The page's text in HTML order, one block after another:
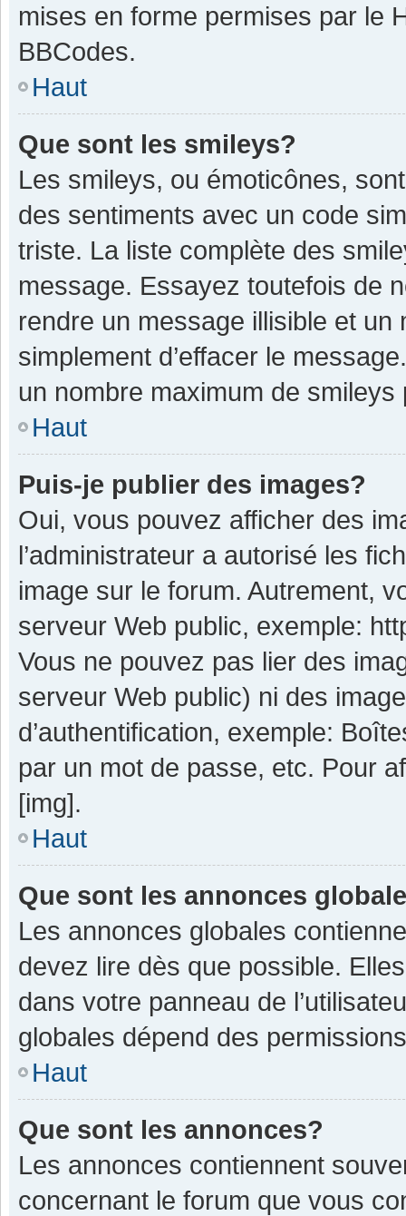
mises en forme permises par le
BBCodes.
Haut
Que sont les smileys?
Les smileys, ou émoticônes,
des sentiments avec un code
triste. La liste complète des
message. Essayez toutefois de
rendre un message illisible et
simplement d’effacer le
un nombre maximum de smileys
Haut
Puis-je publier des images?
Oui, vous pouvez afficher des
l’administrateur a autorisé les
image sur le forum. Autrement,
serveur Web public, exemple:
Vous ne pouvez pas lier des
serveur Web public) ni des
d’authentification, exemple:
par un mot de passe, etc. Pour
[img].
Haut
Que sont les annonces
Les annonces globales
devez lire dès que possible.
dans votre panneau de
globales dépend des
Haut
Que sont les annonces?
Les annonces contiennent
concernant le forum que vous